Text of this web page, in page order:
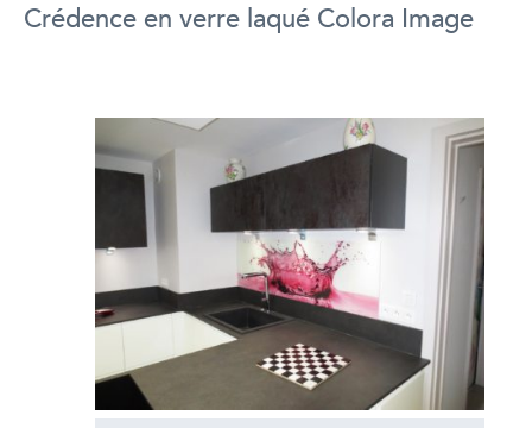
Crédence en verre laqué Colora Image